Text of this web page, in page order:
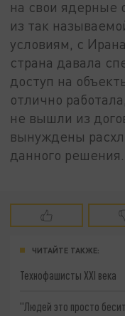
на свои
из так
условиям, с
страна давала
доступ на
отлично
не вышли из
вынуждены
данного решения.
ЧИТАЙТЕ ТАКЖЕ:
Технофашисты XXI века
"Людей это просто